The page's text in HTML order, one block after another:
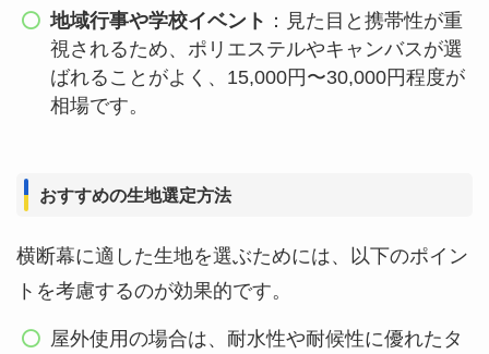
地域行事や学校イベント ：見た目と携帯性が重
視されるため、ポリエステルやキャンバスが選
ばれることがよく、15,000円〜30,000円程度が
相場です。
おすすめの生地選定方法
横断幕に適した生地を選ぶためには、以下のポイン
トを考慮するのが効果的です。
屋外使用の場合は、耐水性や耐候性に優れたタ